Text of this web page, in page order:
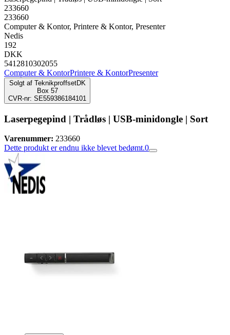
233660
233660
Computer & Kontor, Printere & Kontor, Presenter
Nedis
192
DKK
5412810302055
Computer & KontorPrintere & KontorPresenter
Solgt af TeknikproffsetDK
Box 57
CVR-nr: SE559386184101
Laserpegepind | Trådløs | USB-minidongle | Sort
Varenummer: 233660
Dette produkt er endnu ikke blevet bedømt.0